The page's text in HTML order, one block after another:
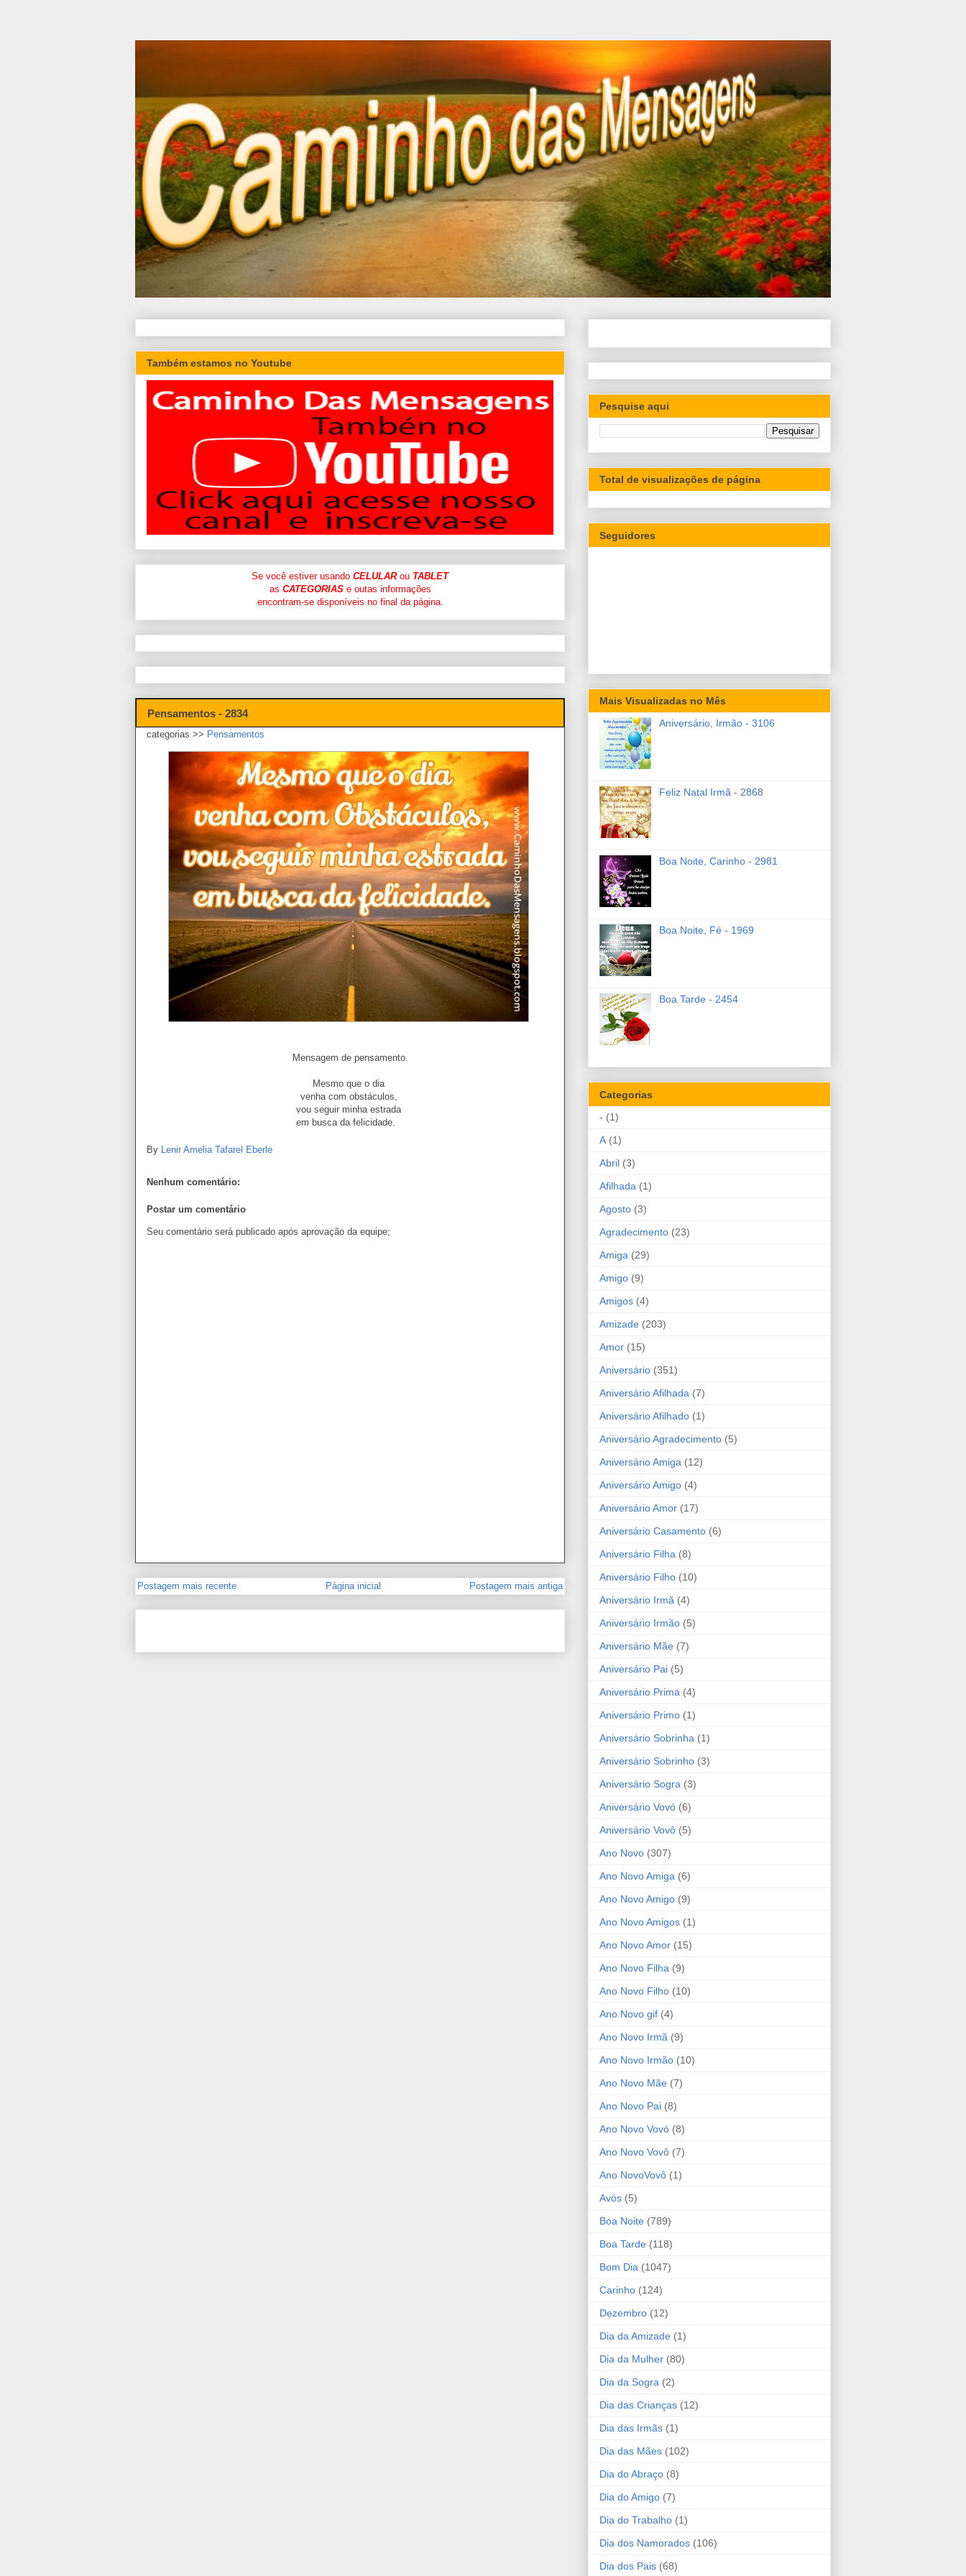
Também estamos no Youtube
Se você estiver usando CELULARou TABLET
as CATEGORIASe outas informações
encontram-se disponíveis no final da página.
Pensamentos - 2834
categorias >> Pensamentos
Mensagem de pensamento.
Mesmo que o dia
venha com obstáculos,
vou seguir minha estrada
em busca da felicidade.
By Lenir Amelia Tafarel Eberle
Nenhum comentário:
Postar um comentário
Seu comentário será publicado após aprovação da equipe;
Postagem mais recente Postagem mais antiga
Página inicial
Pesquise aqui
Total de visualizações de página
Seguidores
Mais Visualizadas no Mês
Aniversário, Irmão - 3106
Feliz Natal Irmã - 2868
Boa Noite, Carinho - 2981
Boa Noite, Fé - 1969
Boa Tarde - 2454
Categorias
- (1)
A (1)
Abril (3)
Afilhada (1)
Agosto (3)
Agradecimento (23)
Amiga (29)
Amigo (9)
Amigos (4)
Amizade (203)
Amor (15)
Aniversário (351)
Aniversário Afilhada (7)
Aniversário Afilhado (1)
Aniversário Agradecimento (5)
Aniversário Amiga (12)
Aniversário Amigo (4)
Aniversário Amor (17)
Aniversário Casamento (6)
Aniversário Filha (8)
Aniversário Filho (10)
Aniversário Irmã (4)
Aniversário Irmão (5)
Aniversário Mãe (7)
Aniversário Pai (5)
Aniversário Prima (4)
Aniversário Primo (1)
Aniversário Sobrinha (1)
Aniversário Sobrinho (3)
Aniversário Sogra (3)
Aniversário Vovó (6)
Aniversário Vovô (5)
Ano Novo (307)
Ano Novo Amiga (6)
Ano Novo Amigo (9)
Ano Novo Amigos (1)
Ano Novo Amor (15)
Ano Novo Filha (9)
Ano Novo Filho (10)
Ano Novo gif (4)
Ano Novo Irmã (9)
Ano Novo Irmão (10)
Ano Novo Mãe (7)
Ano Novo Pai (8)
Ano Novo Vovó (8)
Ano Novo Vovô (7)
Ano NovoVovô (1)
Avós (5)
Boa Noite (789)
Boa Tarde (118)
Bom Dia (1047)
Carinho (124)
Dezembro (12)
Dia da Amizade (1)
Dia da Mulher (80)
Dia da Sogra (2)
Dia das Crianças (12)
Dia das Irmãs (1)
Dia das Mães (102)
Dia do Abraço (8)
Dia do Amigo (7)
Dia do Trabalho (1)
Dia dos Namorados (106)
Dia dos Pais (68)